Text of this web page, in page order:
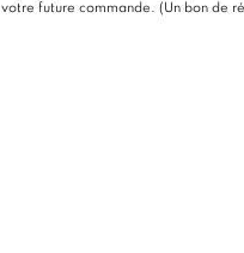
votre future commande. (Un bon de